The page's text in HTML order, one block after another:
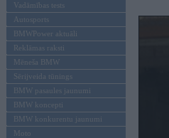
Vadāmības tests
Autosports
BMWPower aktuāli
Reklāmas raksti
Mēneša BMW
Sērijveida tūnings
BMW pasaules jaunumi
BMW koncepti
BMW konkurentu jaunumi
Moto